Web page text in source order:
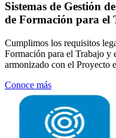
Sistemas de Gestión
de Formación para el
Cumplimos los requisitos
Formación para el Trabajo y
armonizado con el Proyecto
Conoce más